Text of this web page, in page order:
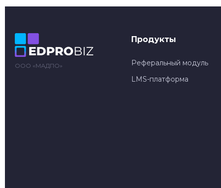
ООО «МАДПО»
Продукты
Реферальный модуль
LMS-платформа